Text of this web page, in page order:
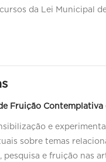
da Lei Municipal
Fruição
e
sobre temas
e fruição nas